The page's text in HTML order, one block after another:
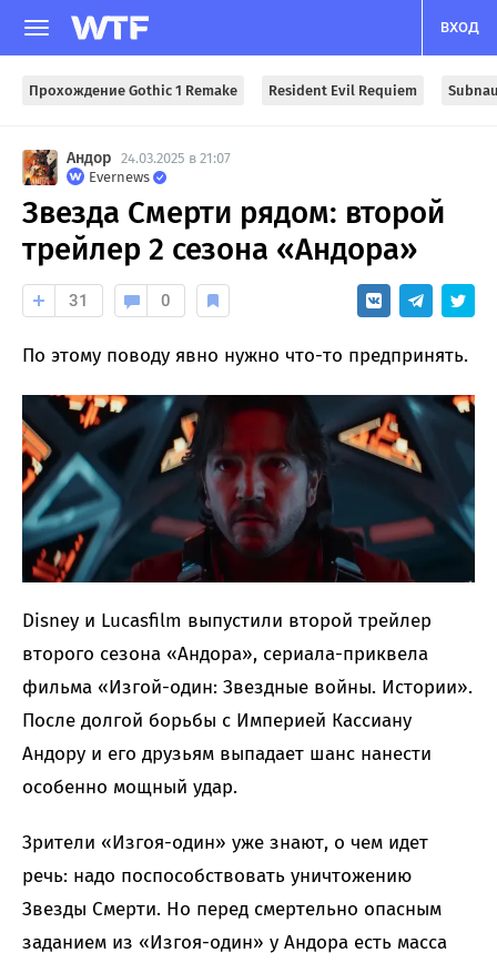
ВХОД
Прохождение Gothic 1 Remake Resident Evil Requiem
Андор 24.03.2025 в 21:07
Evernews
Звезда Смерти рядом: второй
трейлер 2 сезона «Андора»
31 0
По этому поводу явно нужно что-то предпринять.
Disney и Lucasfilm выпустили второй трейлер
второго сезона «Андора», сериала-приквела
фильма «Изгой-один: Звездные войны. Истории».
После долгой борьбы с Империей Кассиану
Андору и его друзьям выпадает шанс нанести
особенно мощный удар.
Зрители «Изгоя-один» уже знают, о чем идет
речь: надо поспособствовать уничтожению
Звезды Смерти. Но перед смертельно опасным
заданием из «Изгоя-один» у Андора есть масса